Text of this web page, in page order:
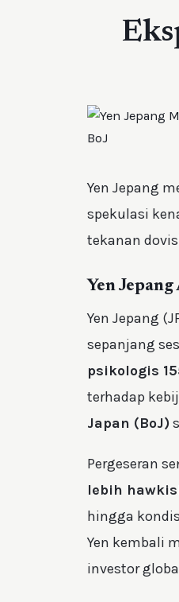
Yen Jepang
spekulasi
tekanan
Yen
Yen Jepang
sepanjang
psikologis
terhadap
Japan (BoJ)
Pergeseran
lebih
hingga
Yen kembali
investor